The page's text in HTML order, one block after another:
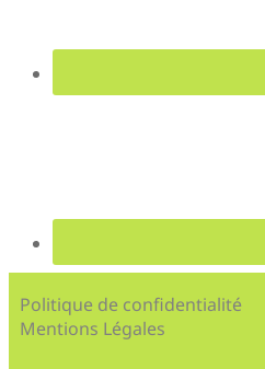
Politique de confidentialité
Mentions Légales